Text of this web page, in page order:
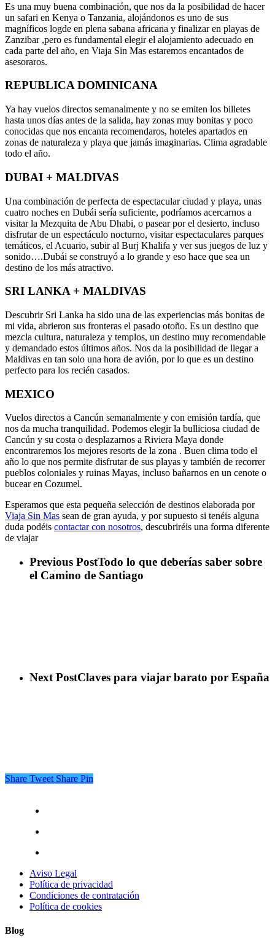
Es una muy buena combinación, que nos da la posibilidad de hacer
un safari en Kenya o Tanzania, alojándonos es uno de sus
magníficos logde en plena sabana africana y finalizar en playas de
Zanzibar ,pero es fundamental elegir el alojamiento adecuado en
cada parte del año, en Viaja Sin Mas estaremos encantados de
asesoraros.
REPUBLICA DOMINICANA
Ya hay vuelos directos semanalmente y no se emiten los billetes
hasta unos días antes de la salida, hay zonas muy bonitas y poco
conocidas que nos encanta recomendaros, hoteles apartados en
zonas de naturaleza y playa que jamás imaginarias. Clima agradable
todo el año.
DUBAI + MALDIVAS
Una combinación de perfecta de espectacular ciudad y playa, unas
cuatro noches en Dubái sería suficiente, podríamos acercarnos a
visitar la Mezquita de Abu Dhabi, o pasear por el desierto, incluso
disfrutar de un espectáculo nocturno, visitar espectaculares parques
temáticos, el Acuario, subir al Burj Khalifa y ver sus juegos de luz y
sonido….Dubái se construyó a lo grande y eso hace que sea un
destino de los más atractivo.
SRI LANKA + MALDIVAS
Descubrir Sri Lanka ha sido una de las experiencias más bonitas de
mi vida, abrieron sus fronteras el pasado otoño. Es un destino que
mezcla cultura, naturaleza y templos, un destino muy recomendable
y demandado estos últimos años. Nos da la posibilidad de llegar a
Maldivas en tan solo una hora de avión, por lo que es un destino
perfecto para los recién casados.
MEXICO
Vuelos directos a Cancún semanalmente y con emisión tardía, que
nos da mucha tranquilidad. Podemos elegir la bulliciosa ciudad de
Cancún y su costa o desplazarnos a Riviera Maya donde
encontraremos los mejores resorts de la zona . Buen clima todo el
año lo que nos permite disfrutar de sus playas y también de recorrer
pueblos coloniales y ruinas Mayas, incluso bañarnos en un cenote o
bucear en Cozumel.
Esperamos que esta pequeña selección de destinos elaborada por
Viaja Sin Mas sean de gran ayuda, y por supuesto si tenéis alguna
duda podéis contactar con nosotros, descubriréis una forma diferente
de viajar
Previous PostTodo lo que deberías saber sobre
el Camino de Santiago
Next PostClaves para viajar barato por España
Share Tweet Share Pin
Aviso Legal
Política de privacidad
Condiciones de contratación
Política de cookies
Blog